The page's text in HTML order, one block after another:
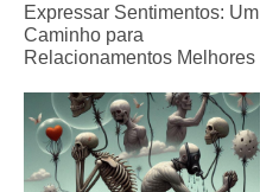
Expressar Sentimentos: Um
Caminho para
Relacionamentos Melhores